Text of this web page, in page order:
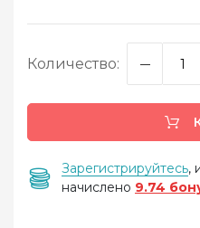
Количество:
Зарегистрируйтесь,
начислено 9.74